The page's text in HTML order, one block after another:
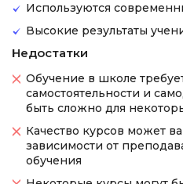
Используются
Высокие результаты
Недостатки
Обучение в школе
самостоятельности и
быть сложно для
Качество курсов может
зависимости от
обучения